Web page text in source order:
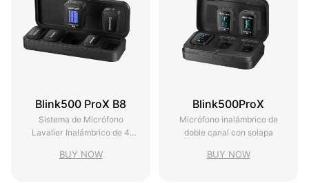
Blink500 ProX B8
Sistema de Micrófono
Lavalier Inalámbrico de 4
BUY NOW
Blink500ProX
Micrófono inalámbrico de
doble canal con solapa
BUY NOW